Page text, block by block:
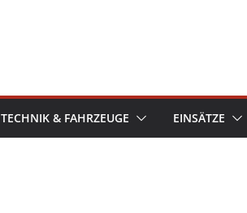
TECHNIK & FAHRZEUGE EINSÄTZE